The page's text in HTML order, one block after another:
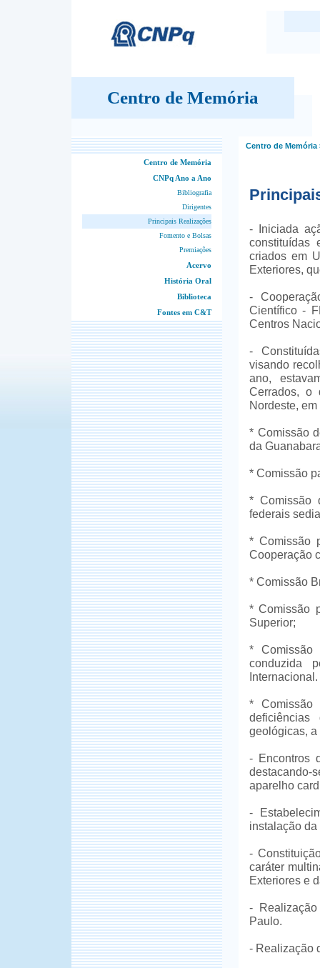
Centro de Memória
Centro de Memória
CNPq Ano a Ano
Bibliografia
Dirigentes
Principais Realizações
Fomento e Bolsas
Premiações
Acervo
História Oral
Biblioteca
Fontes em C&T
Centro de Memória
- Iniciada
constituídas
criados em
Exteriores,
-
Científico -
Centros
-
visando
ano,
Cerrados, o
Nordeste,
* Comissão
da
* Comissão
* Comissão
federais
* Comissão
Cooperação
* Comissão
* Comissão
Superior;
* Comissão
conduzida
Internacional.
* Comissão
geológicas, a
- Encontros
destacando-
aparelho
-
instalação
-
caráter
Exteriores e
-
Paulo.
- Realização